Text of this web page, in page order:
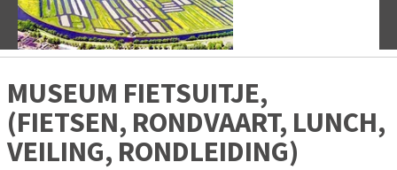
MUSEUM FIETSUITJE,
(FIETSEN, RONDVAART, LUNCH,
VEILING, RONDLEIDING)